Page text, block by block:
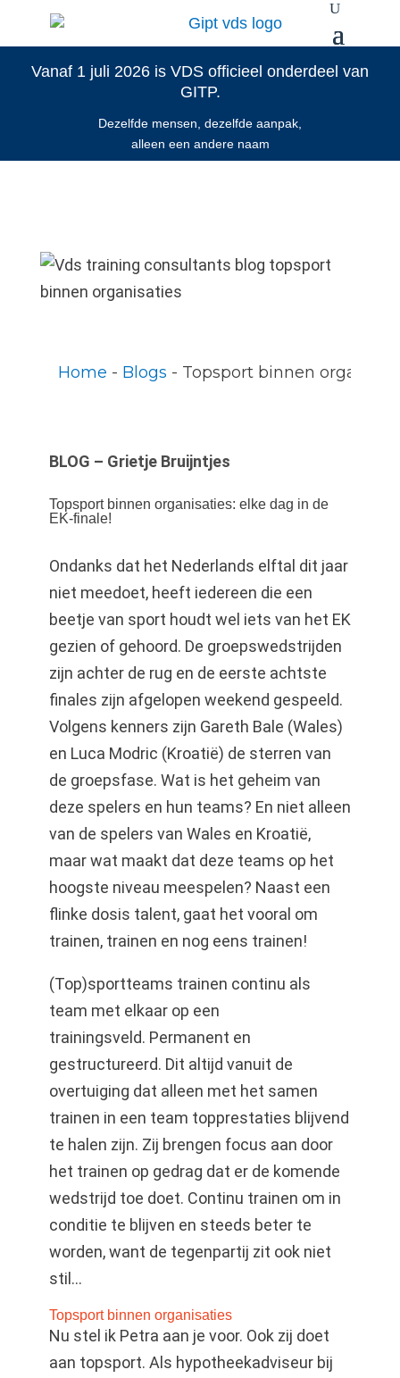
Vanaf 1 juli 2026 is VDS officieel onderdeel van
GITP.
Dezelfde mensen, dezelfde aanpak,
alleen een andere naam
Home - Blogs - Topsport binnen
BLOG – Grietje Bruijntjes
Topsport binnen organisaties: elke dag in de
EK-finale!
Ondanks dat het Nederlands elftal dit jaar
niet meedoet, heeft iedereen die een
beetje van sport houdt wel iets van het EK
gezien of gehoord. De groepswedstrijden
zijn achter de rug en de eerste achtste
finales zijn afgelopen weekend gespeeld.
Volgens kenners zijn Gareth Bale (Wales)
en Luca Modric (Kroatië) de sterren van
de groepsfase. Wat is het geheim van
deze spelers en hun teams? En niet alleen
van de spelers van Wales en Kroatië,
maar wat maakt dat deze teams op het
hoogste niveau meespelen? Naast een
flinke dosis talent, gaat het vooral om
trainen, trainen en nog eens trainen!
(Top)sportteams trainen continu als
team met elkaar op een
trainingsveld. Permanent en
gestructureerd. Dit altijd vanuit de
overtuiging dat alleen met het samen
trainen in een team topprestaties blijvend
te halen zijn. Zij brengen focus aan door
het trainen op gedrag dat er de komende
wedstrijd toe doet. Continu trainen om in
conditie te blijven en steeds beter te
worden, want de tegenpartij zit ook niet
stil…
Topsport binnen organisaties
Nu stel ik Petra aan je voor. Ook zij doet
aan topsport. Als hypotheekadviseur bij